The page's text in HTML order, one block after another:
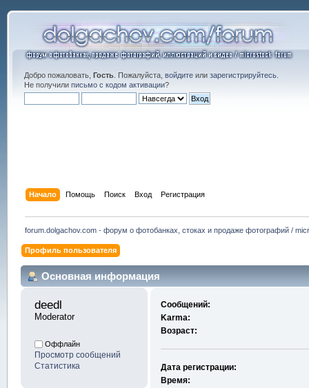
Добро пожаловать, Гость. Пожалуйста, войдитеили зарегистрируйтесь.
Не получили письмо с кодом активации?
Начало Помощь Поиск Вход Регистрация
forum.dolgachov.com - форум о фотобанках, стоках и продаже фотографий /
Профиль пользователя
Основная информация
deedl
Moderator
Оффлайн
Просмотр сообщений
Статистика
Сообщений:
Karma:
Возраст:
Дата регистрации:
Время: